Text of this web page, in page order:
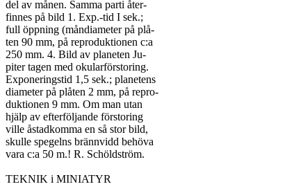
del av månen. Samma parti åter-
finnes på bild 1. Exp.-tid I sek.;
full öppning (måndiameter på plå-
ten 90 mm, på reproduktionen c:a
250 mm. 4. Bild av planeten Ju-
piter tagen med okularförstoring.
Exponeringstid 1,5 sek.; planetens
diameter på plåten 2 mm, på repro-
duktionen 9 mm. Om man utan
hjälp av efterföljande förstoring
ville åstadkomma en så stor bild,
skulle spegelns brännvidd behöva
vara c:a 50 m.! R. Schöldström.
TEKNIK i MINIATYR